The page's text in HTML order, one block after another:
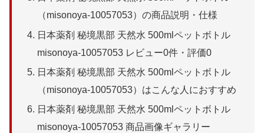
（misonoya-10057053）の商品説明・仕様
日本薬剤 秘境黒部 天然水 500mlペットボトル
misonoya-10057053 レビュー0件・評価0
日本薬剤 秘境黒部 天然水 500mlペットボトル
（misonoya-10057053）はこんな人におすすめ
日本薬剤 秘境黒部 天然水 500mlペットボトル
misonoya-10057053 商品画像ギャラリー